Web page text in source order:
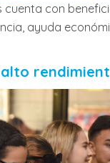
cuenta con
ayuda